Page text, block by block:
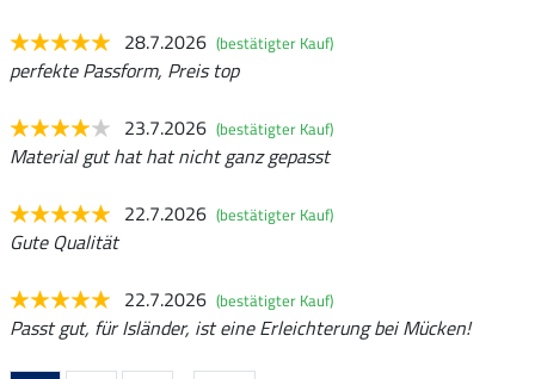
28.7.2026 (bestätigter Kauf)
perfekte Passform, Preis top
23.7.2026 (bestätigter Kauf)
Material gut hat hat nicht ganz gepasst
22.7.2026 (bestätigter Kauf)
Gute Qualität
22.7.2026 (bestätigter Kauf)
Passt gut, für Isländer, ist eine Erleichterung bei Mücken!